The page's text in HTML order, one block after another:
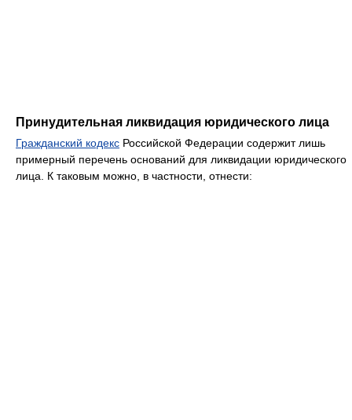
Принудительная ликвидация юридического лица
Гражданский кодекс Российской Федерации содержит лишь
примерный перечень оснований для ликвидации юридического
лица. К таковым можно, в частности, отнести: